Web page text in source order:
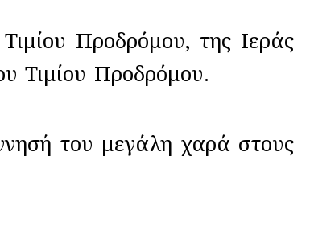
Προδρόμου, της Ιεράς
Τιμίου Προδρόμου.
του μεγάλη χαρά στους